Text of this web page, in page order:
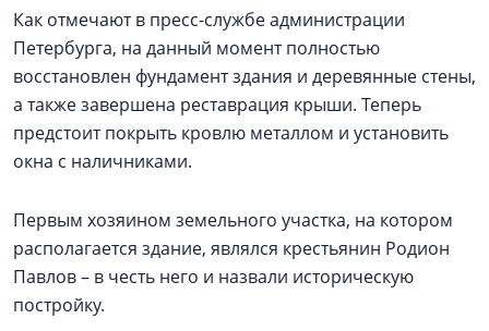
Как отмечают в пресс-службе администрации
Петербурга, на данный момент полностью
восстановлен фундамент здания и деревянные стены,
а также завершена реставрация крыши. Теперь
предстоит покрыть кровлю металлом и установить
окна с наличниками.
Первым хозяином земельного участка, на котором
располагается здание, являлся крестьянин Родион
Павлов – в честь него и назвали историческую
постройку.